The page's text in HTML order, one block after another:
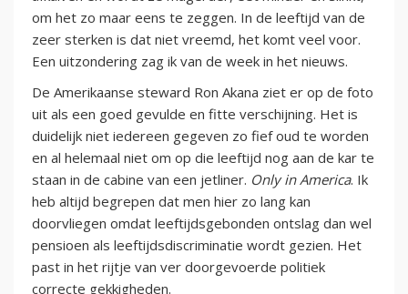
om het zo maar eens te zeggen. In de leeftijd van de
zeer sterken is dat niet vreemd, het komt veel voor.
Een uitzondering zag ik van de week in het nieuws.
De Amerikaanse steward Ron Akana ziet er op de foto
uit als een goed gevulde en fitte verschijning. Het is
duidelijk niet iedereen gegeven zo fief oud te worden
en al helemaal niet om op die leeftijd nog aan de kar te
staan in de cabine van een jetliner. Only in America. Ik
heb altijd begrepen dat men hier zo lang kan
doorvliegen omdat leeftijdsgebonden ontslag dan wel
pensioen als leeftijdsdiscriminatie wordt gezien. Het
past in het rijtje van ver doorgevoerde politiek
correcte gekkigheden.